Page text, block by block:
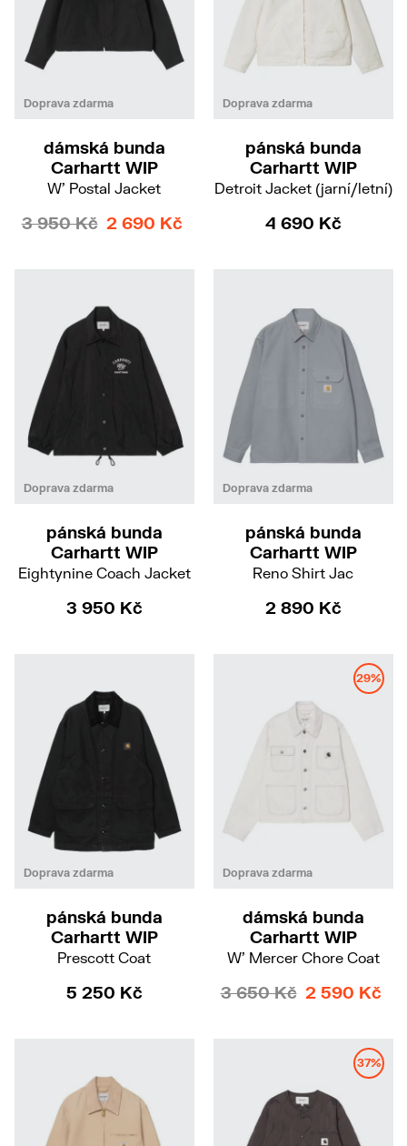
Doprava zdarma
XSM
dámská bunda
Carhartt WIP
W' Postal Jacket
3 950 Kč 2 690 Kč
Doprava zdarma
SM
pánská bunda
Carhartt WIP
Detroit Jacket (jarní/letní)
4 690 Kč
Doprava zdarma
LXL
pánská bunda
Carhartt WIP
Eightynine Coach Jacket
3 950 Kč
Doprava zdarma
LXL
pánská bunda
Carhartt WIP
Reno Shirt Jac
2 890 Kč
Doprava zdarma
MXL
pánská bunda
Carhartt WIP
Prescott Coat
5 250 Kč
29%
Doprava zdarma
dámská bunda
Carhartt WIP
W' Mercer Chore Coat
3 650 Kč 2 590 Kč
37%